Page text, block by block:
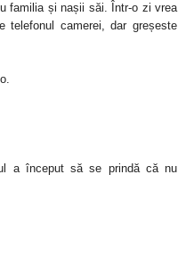
familia și nașii săi. Într-o zi vrea
camerei, dar greșeste
a început să se prindă că nu